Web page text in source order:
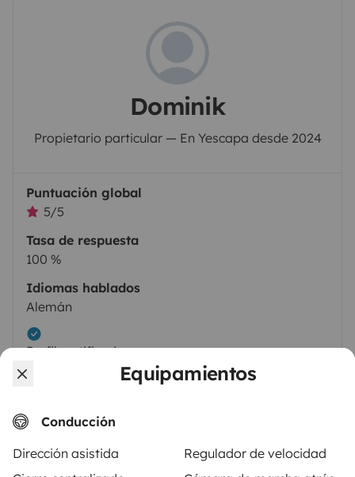
Equipamientos
Conducción
Dirección asistida
Regulador de velocidad
Dominik
Propietario particular — En Yescapa desde 2024
Puntuación global
5/5
Tasa de respuesta
100 %
Idiomas hablados
Alemán
Perfil certificado